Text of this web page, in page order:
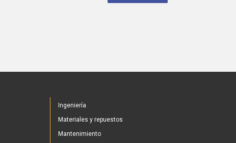
Ingeniería
Materiales y repuestos
Mantenimiento